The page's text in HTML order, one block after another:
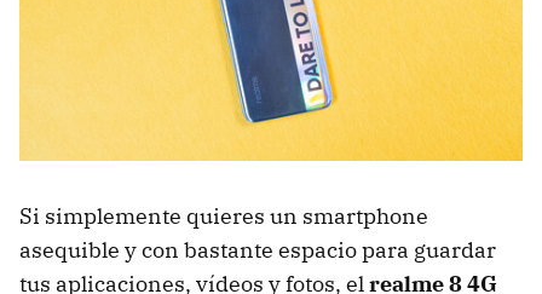
Si simplemente quieres un smartphone
asequible y con bastante espacio para guardar
tus aplicaciones, vídeos y fotos, el realme 8 4G